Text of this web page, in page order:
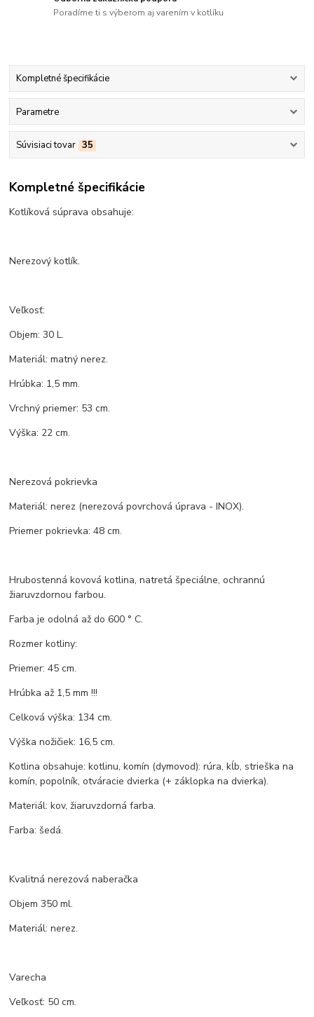
Poradíme ti s výberom aj varením v kotlíku
Kompletné špecifikácie
Parametre
Súvisiaci tovar 35
Kompletné špecifikácie
Kotlíková súprava obsahuje:
Nerezový kotlík.
Veľkosť:
Objem: 30 L.
Materiál: matný nerez.
Hrúbka: 1,5 mm.
Vrchný priemer: 53 cm.
Výška: 22 cm.
Nerezová pokrievka
Materiál: nerez (nerezová povrchová úprava - INOX).
Priemer pokrievka: 48 cm.
Hrubostenná kovová kotlina, natretá špeciálne, ochrannú
žiaruvzdornou farbou.
Farba je odolná až do 600 ° C.
Rozmer kotliny:
Priemer: 45 cm.
Hrúbka až 1,5 mm !!!
Celková výška: 134 cm.
Výška nožičiek: 16,5 cm.
Kotlina obsahuje: kotlinu, komín (dymovod): rúra, kĺb, strieška na
komín, popolník, otváracie dvierka (+ záklopka na dvierka).
Materiál: kov, žiaruvzdorná farba.
Farba: šedá.
Kvalitná nerezová naberačka
Objem 350 ml.
Materiál: nerez.
Varecha
Veľkosť: 50 cm.